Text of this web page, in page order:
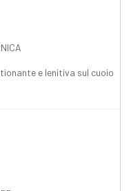
e lenitiva sul cuoio